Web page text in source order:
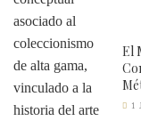
El
1